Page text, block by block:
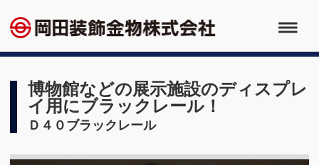
博物館などの展示施設のディスプレ
イ用にブラックレール！
Ｄ４０ブラックレール